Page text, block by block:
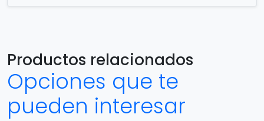
Productos relacionados
Opciones que te
pueden interesar